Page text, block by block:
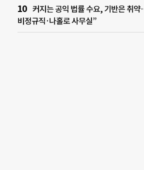
커지는 공익 법률 수요, 기반은 취
비정규직·나홀로 사무실”